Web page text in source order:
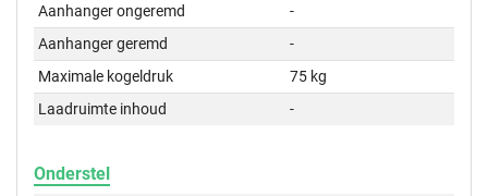
Aanhanger ongeremd
-
Aanhanger geremd
-
Maximale kogeldruk
75 kg
Laadruimte inhoud
-
Onderstel